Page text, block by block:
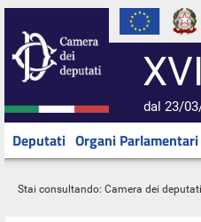
dal 23/
Deputati Organi Parlamentari
Stai consultando: Camera dei deputati